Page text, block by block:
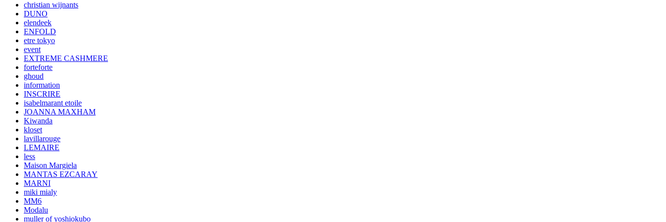
christian wijnants
DUNO
elendeek
ENFOLD
etre tokyo
event
EXTREME CASHMERE
forteforte
ghoud
information
INSCRIRE
isabelmarant etoile
JOANNA MAXHAM
Kiwanda
kloset
lavillarouge
LEMAIRE
less
Maison Margiela
MANTAS EZCARAY
MARNI
miki mialy
MM6
Modalu
muller of yoshiokubo